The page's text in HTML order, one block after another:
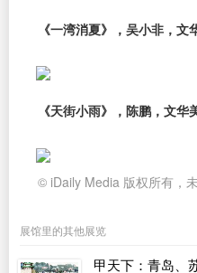
《一湾消夏》，吴小非，文
《天街小雨》，陈鹏，文华
© iDaily Media 版权所有，
展馆里的其他展览
甲天下：青岛、